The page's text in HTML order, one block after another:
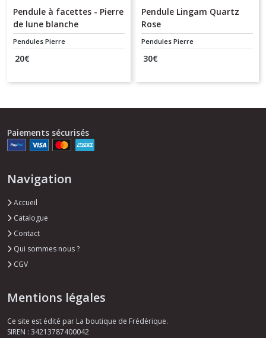
Pendule à facettes - Pierre
de lune blanche
Pendules Pierre
20€
Pendule Lingam Quartz
Rose
Pendules Pierre
30€
Paiements sécurisés
Navigation
Accueil
Catalogue
Contact
Qui sommes nous ?
CGV
Mentions légales
Ce site est édité par La boutique de Frédérique.
SIREN : 34213787400042